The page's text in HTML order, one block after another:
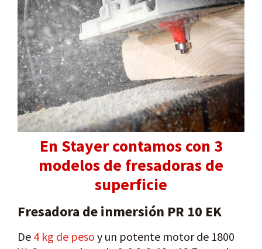
En Stayer contamos con 3
modelos de fresadoras de
superficie
Fresadora de inmersión PR 10 EK
De 4 kg de peso y un potente motor de 1800